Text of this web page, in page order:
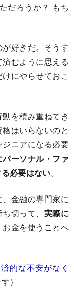
だろうか？ もち
好きだ。そうす
むように思える
にやらせておこ
を積み重ねてき
はいらないのと
ニアになる必要
パーソナル・ファ
必要はない。
金融の専門家に
切って、 実際に
お金を使うことへ
的な不安がなく
）